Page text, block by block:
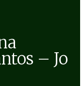
– Jo